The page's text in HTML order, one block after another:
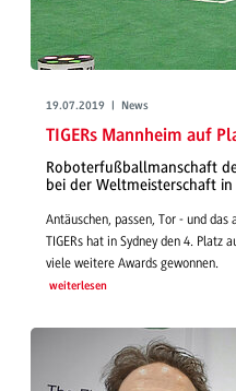
19.07.2019 | News
TIGERs Mannheim auf
Roboterfußballmanschaft
bei der Weltmeisterschaft in
Antäuschen, passen, Tor - und
TIGERs hat in Sydney den 4. Platz
viele weitere Awards gewonnen.
weiterlesen